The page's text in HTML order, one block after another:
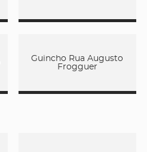
Guincho Rua Augusto
Frogguer